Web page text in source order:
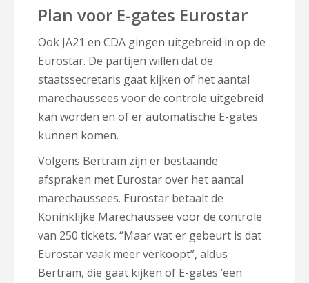
Plan voor E-gates Eurostar
Ook JA21 en CDA gingen uitgebreid in op de
Eurostar. De partijen willen dat de
staatssecretaris gaat kijken of het aantal
marechaussees voor de controle uitgebreid
kan worden en of er automatische E-gates
kunnen komen.
Volgens Bertram zijn er bestaande
afspraken met Eurostar over het aantal
marechaussees. Eurostar betaalt de
Koninklijke Marechaussee voor de controle
van 250 tickets. “Maar wat er gebeurt is dat
Eurostar vaak meer verkoopt”, aldus
Bertram, die gaat kijken of E-gates ’een